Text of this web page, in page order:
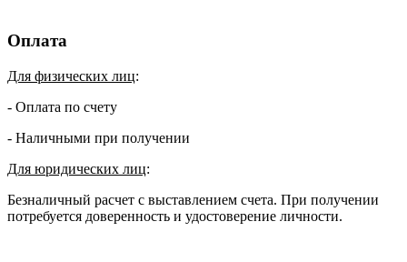
Оплата
Для физических лиц:
- Оплата по счету
- Наличными при получении
Для юридических лиц:
Безналичный расчет с выставлением счета. При получении
потребуется доверенность и удостоверение личности.